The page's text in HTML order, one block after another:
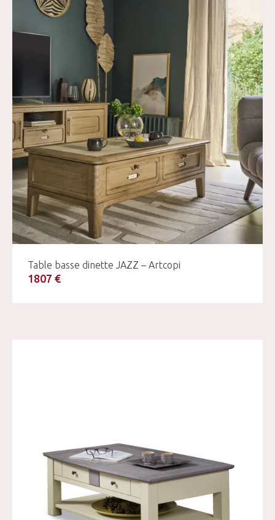
Table basse dinette JAZZ – Artcopi
1807 €